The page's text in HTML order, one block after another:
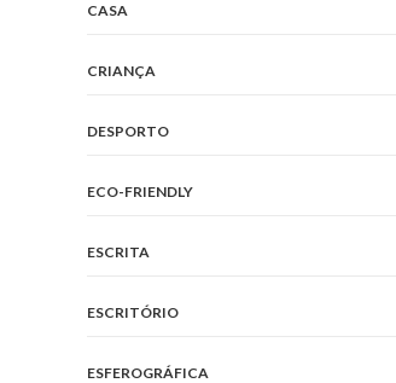
CASA
CRIANÇA
DESPORTO
ECO-FRIENDLY
ESCRITA
ESCRITÓRIO
ESFEROGRÁFICA